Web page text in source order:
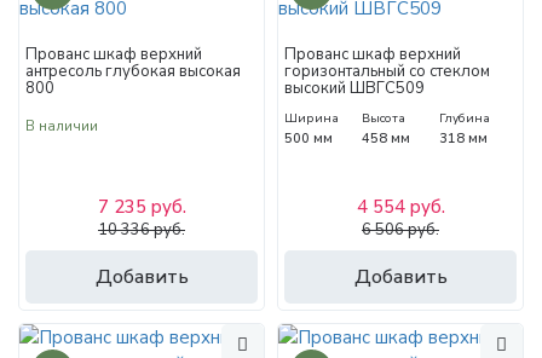
Прованс шкаф верхний
антресоль глубокая высокая
800
В наличии
Добавить
7 235 руб.
10 336 руб.
Прованс шкаф верхний
горизонтальный со стеклом
высокий ШВГС509
Ширина
500 мм
Высота
458 мм
Глубина
318 мм
Добавить
4 554 руб.
6 506 руб.